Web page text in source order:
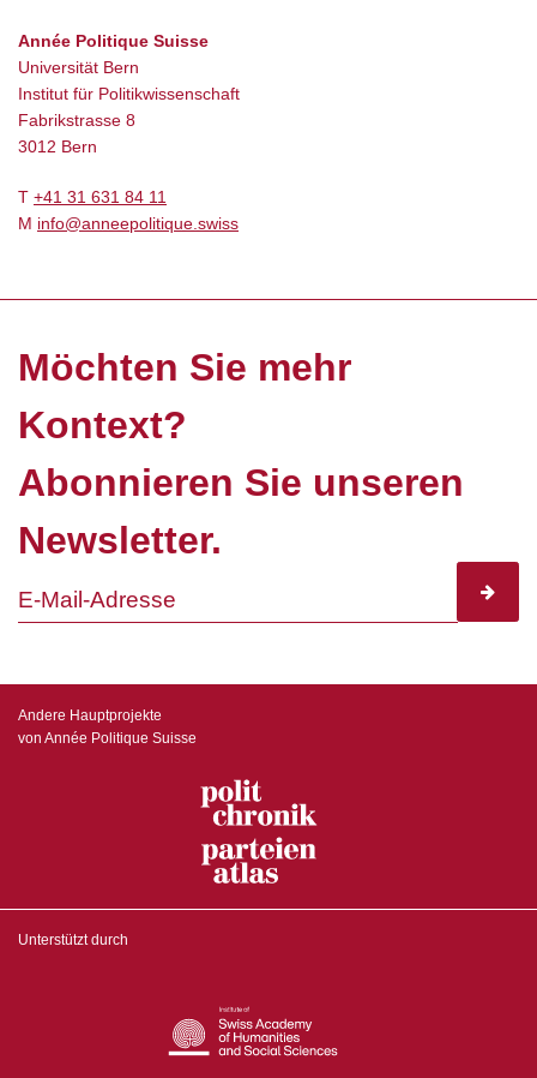
Année Politique Suisse
Universität Bern
Institut für Politikwissenschaft
Fabrikstrasse 8
3012 Bern
T +41 31 631 84 11
M info@anneepolitique.swiss
Möchten Sie mehr
Kontext?
Abonnieren Sie unseren
Newsletter.
Andere Hauptprojekte
von Année Politique Suisse
Unterstützt durch